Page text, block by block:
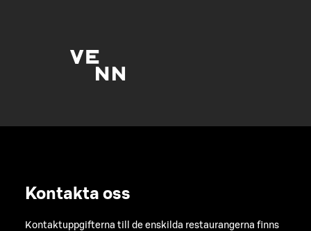
Kontakta oss
Kontaktuppgifterna till de enskilda restaurangerna finns